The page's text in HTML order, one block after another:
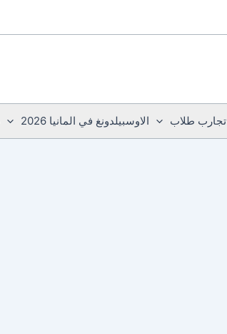
تجارب طلاب الاوسبيلدونغ في المانيا 2026